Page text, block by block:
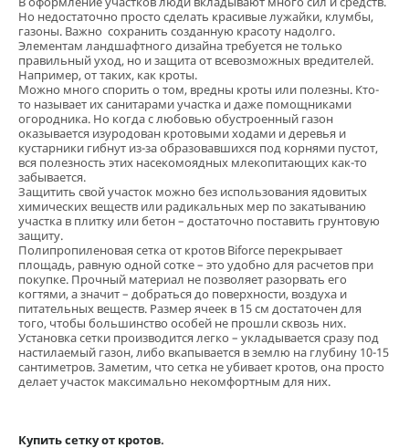
Но недостаточно просто сделать красивые лужайки, клумбы,
газоны. Важно сохранить созданную красоту надолго.
Элементам ландшафтного дизайна требуется не только
правильный уход, но и защита от всевозможных вредителей.
Например, от таких, как кроты.
Можно много спорить о том, вредны кроты или полезны. Кто-
то называет их санитарами участка и даже помощниками
огородника. Но когда с любовью обустроенный газон
оказывается изуродован кротовыми ходами и деревья и
кустарники гибнут из-за образовавшихся под корнями пустот,
вся полезность этих насекомоядных млекопитающих как-то
забывается.
Защитить свой участок можно без использования ядовитых
химических веществ или радикальных мер по закатыванию
участка в плитку или бетон – достаточно поставить грунтовую
защиту.
Полипропиленовая сетка от кротов Biforce перекрывает
площадь, равную одной сотке – это удобно для расчетов при
покупке. Прочный материал не позволяет разорвать его
когтями, а значит – добраться до поверхности, воздуха и
питательных веществ. Размер ячеек в 15 см достаточен для
того, чтобы большинство особей не прошли сквозь них.
Установка сетки производится легко – укладывается сразу под
настилаемый газон, либо вкапывается в землю на глубину 10-15
сантиметров. Заметим, что сетка не убивает кротов, она просто
делает участок максимально некомфортным для них.
Купить сетку от кротов.